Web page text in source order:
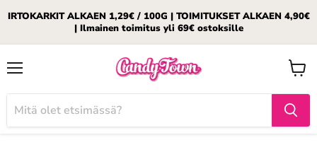
IRTOKARKIT ALKAEN 1,29€ / 100G | TOIMITUKSET ALKAEN 4,90€
| Ilmainen toimitus yli 69€ ostoksille
Katso